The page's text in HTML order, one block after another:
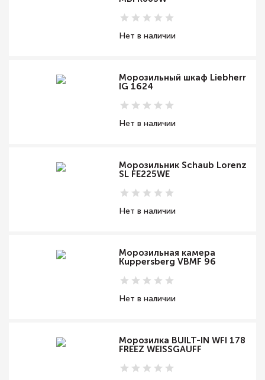
Нет в наличии
Морозильный шкаф Liebherr
IG 1624
Нет в наличии
Морозильник Schaub Lorenz
SL FE225WE
Нет в наличии
Морозильная камера
Kuppersberg VBMF 96
Нет в наличии
Морозилка BUILT-IN WFI 178
FREEZ WEISSGAUFF